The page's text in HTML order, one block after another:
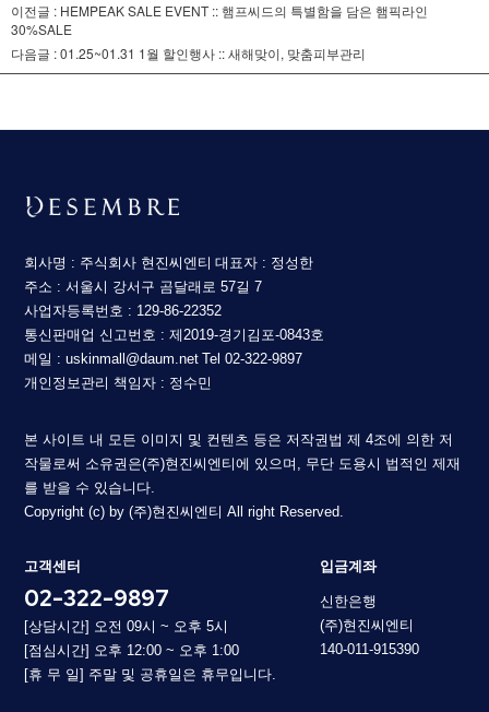
이전글 : HEMPEAK SALE EVENT :: 햄프씨드의 특별함을 담은 햄픽라인
30%SALE
다음글 :01.25~01.31 1월 할인행사 :: 새해맞이, 맞춤피부관리
회사명 : 주식회사 현진씨엔티 대표자 : 정성한
주소 : 서울시 강서구 곰달래로 57길 7
사업자등록번호 : 129-86-22352
통신판매업 신고번호 : 제2019-경기김포-0843호
메일 : uskinmall@daum.net Tel 02-322-9897
개인정보관리 책임자 : 정수민
본 사이트 내 모든 이미지 및 컨텐츠 등은 저작권법 제 4조에 의한 저
작물로써 소유권은(주)현진씨엔티에 있으며, 무단 도용시 법적인 제재
를 받을 수 있습니다.
Copyright (c) by (주)현진씨엔티 All right Reserved.
고객센터
02-322-9897
[상담시간] 오전 09시 ~ 오후 5시
[점심시간] 오후 12:00 ~ 오후 1:00
[휴 무 일] 주말 및 공휴일은 휴무입니다.
입금계좌
신한은행
(주)현진씨엔티
140-011-915390